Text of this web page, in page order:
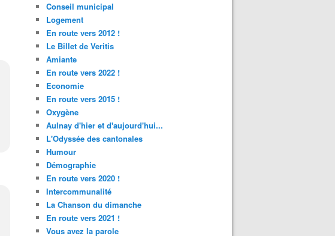
Conseil municipal
Logement
En route vers 2012 !
Le Billet de Veritis
Amiante
En route vers 2022 !
Economie
En route vers 2015 !
Oxygène
Aulnay d'hier et d'aujourd'hui...
L'Odyssée des cantonales
Humour
Démographie
En route vers 2020 !
Intercommunalité
La Chanson du dimanche
En route vers 2021 !
Vous avez la parole